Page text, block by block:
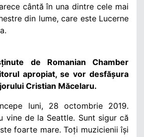
cântă în una dintre cele mai
din lume, care este Lucerne
de Romanian Chamber
apropiat, se vor desfășura
Cristian Măcelaru.
luni, 28 octombrie 2019.
vine de la Seattle. Sunt sigur că
foarte mare. Toți muzicienii își